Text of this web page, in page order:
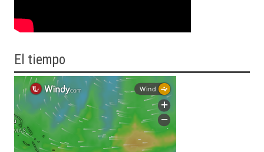
El tiempo